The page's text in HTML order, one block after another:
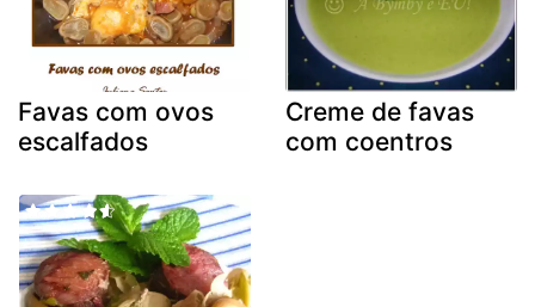
Favas com ovos
escalfados
Creme de favas
com coentros